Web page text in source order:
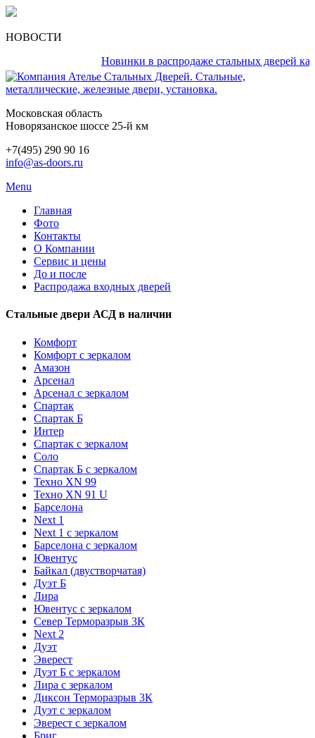
НОВОСТИ
Новинки в распродаже стальных дверей
Московская область
Новорязанское шоссе 25-й км
+7(495) 290 90 16
info@as-doors.ru
Menu
Главная
Фото
Контакты
О Компании
Сервис и цены
До и после
Распродажа входных дверей
Стальные двери АСД в наличии
Комфорт
Комфорт с зеркалом
Амазон
Арсенал
Арсенал с зеркалом
Спартак
Спартак Б
Интер
Спартак с зеркалом
Соло
Спартак Б с зеркалом
Техно XN 99
Техно XN 91 U
Барселона
Next 1
Next 1 с зеркалом
Барселона с зеркалом
Ювентус
Байкал (двустворчатая)
Дуэт Б
Лира
Ювентус с зеркалом
Север Терморазрыв 3К
Next 2
Дуэт
Эверест
Дуэт Б с зеркалом
Лира с зеркалом
Диксон Терморазрыв 3К
Дуэт с зеркалом
Эверест с зеркалом
Бриг